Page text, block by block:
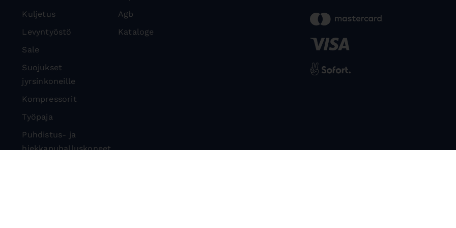
Kuljetus
Levyntyöstö
Sale
Suojukset
jyrsinkoneille
Kompressorit
Työpaja
Puhdistus- ja
hiekkapuhalluskoneet
Agb
Kataloge